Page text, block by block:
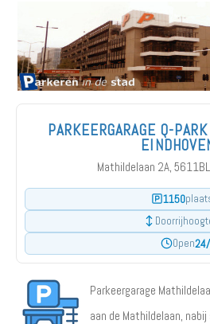
PARKEERGARAGE Q-
Mathildelaan 2A,
1150
Open
Parkeergarage
aan de Mathildelaan,